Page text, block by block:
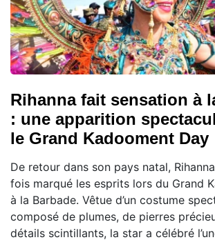
Rihanna fait sensation à
: une apparition
le Grand Kadooment Day
De retour dans son pays natal,
fois marqué les esprits lors du Grand
à la Barbade. Vêtue d’un costume
composé de plumes, de pierres
détails scintillants, la star a célébré